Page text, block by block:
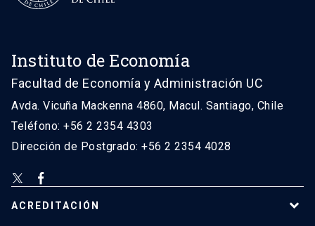
Instituto de Economía
Facultad de Economía y Administración UC
Avda. Vicuña Mackenna 4860, Macul. Santiago, Chile
Teléfono: +56 2 2354 4303
Dirección de Postgrado: +56 2 2354 4028
ACREDITACIÓN